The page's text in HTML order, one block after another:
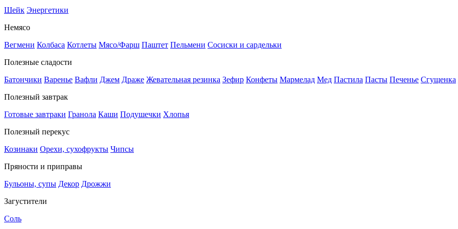
Шейк Энергетики
Немясо
Вегмени Колбаса Котлеты Мясо/Фарш Паштет Пельмени Сосиски и сардельки
Полезные сладости
Батончики Варенье Вафли Джем Драже Жевательная резинка Зефир Конфеты Мармелад Мед Пастила Пасты Печенье Сгущенка
Полезный завтрак
Готовые завтраки Гранола Каши Подушечки Хлопья
Полезный перекус
Козинаки Орехи, сухофрукты Чипсы
Пряности и приправы
Бульоны, супы Декор Дрожжи
Загустители
Соль